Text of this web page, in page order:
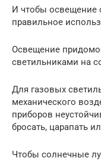
И чтобы освещение
правильное
Освещение
светильниками на
Для газовых
механического
приборов
бросать, царапать
Чтобы солнечные